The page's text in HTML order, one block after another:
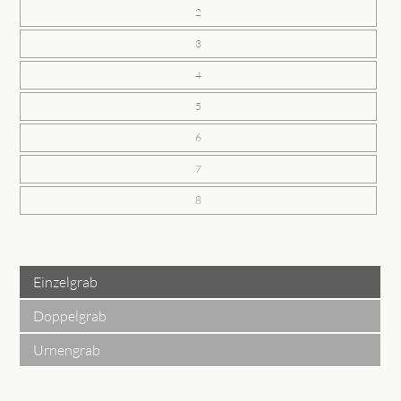
2
3
4
5
6
7
8
Einzelgrab
Doppelgrab
Urnengrab